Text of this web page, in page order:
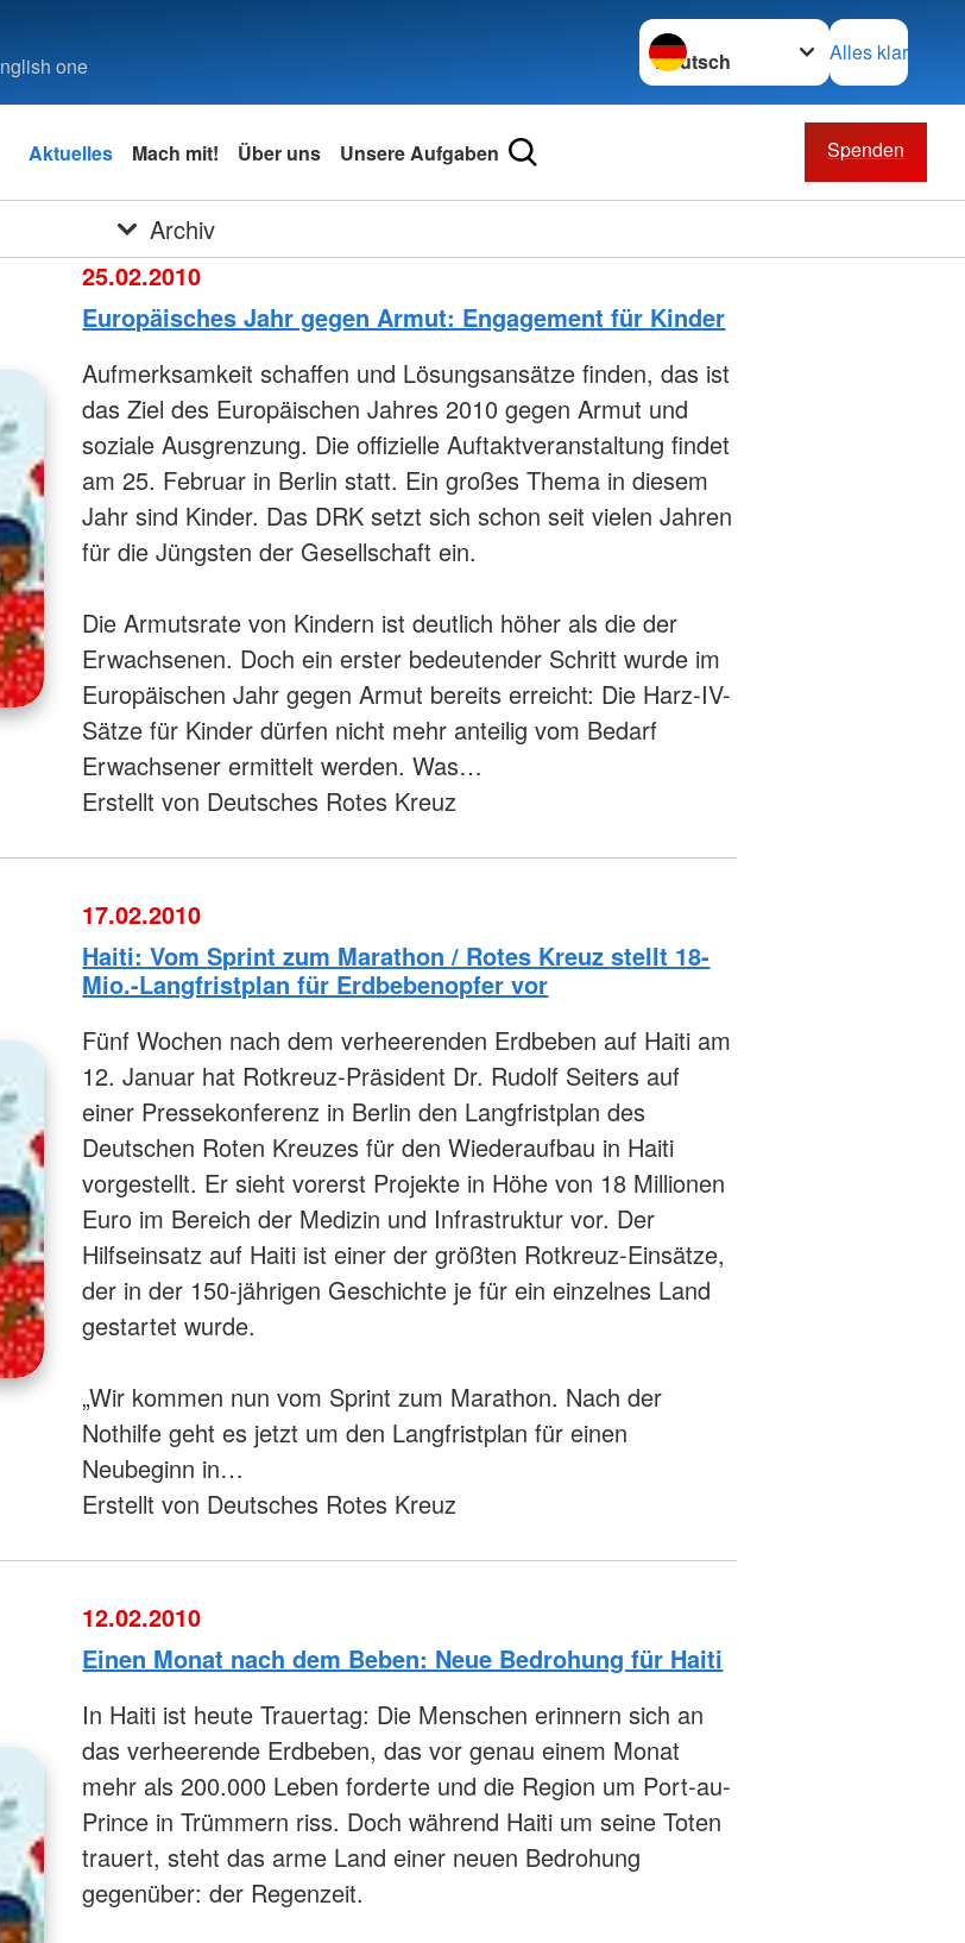
one
Sprache wechseln zu
Alles klar
Aktuelles Mach mit! Über uns Unsere Aufgaben Spenden
Archiv
25.02.2010
Europäisches Jahr gegen Armut: Engagement für Kinder
Aufmerksamkeit schaffen und Lösungsansätze finden, das ist
das Ziel des Europäischen Jahres 2010 gegen Armut und
soziale Ausgrenzung. Die offizielle Auftaktveranstaltung findet
am 25. Februar in Berlin statt. Ein großes Thema in diesem
Jahr sind Kinder. Das DRK setzt sich schon seit vielen Jahren
für die Jüngsten der Gesellschaft ein.
Die Armutsrate von Kindern ist deutlich höher als die der
Erwachsenen. Doch ein erster bedeutender Schritt wurde im
Europäischen Jahr gegen Armut bereits erreicht: Die Harz-IV-
Sätze für Kinder dürfen nicht mehr anteilig vom Bedarf
Erwachsener ermittelt werden. Was…
Erstellt von Deutsches Rotes Kreuz
17.02.2010
Haiti: Vom Sprint zum Marathon / Rotes Kreuz stellt 18-
Mio.-Langfristplan für Erdbebenopfer vor
Fünf Wochen nach dem verheerenden Erdbeben auf Haiti am
12. Januar hat Rotkreuz-Präsident Dr. Rudolf Seiters auf
einer Pressekonferenz in Berlin den Langfristplan des
Deutschen Roten Kreuzes für den Wiederaufbau in Haiti
vorgestellt. Er sieht vorerst Projekte in Höhe von 18 Millionen
Euro im Bereich der Medizin und Infrastruktur vor. Der
Hilfseinsatz auf Haiti ist einer der größten Rotkreuz-Einsätze,
der in der 150-jährigen Geschichte je für ein einzelnes Land
gestartet wurde.
„Wir kommen nun vom Sprint zum Marathon. Nach der
Nothilfe geht es jetzt um den Langfristplan für einen
Neubeginn in…
Erstellt von Deutsches Rotes Kreuz
12.02.2010
Einen Monat nach dem Beben: Neue Bedrohung für Haiti
In Haiti ist heute Trauertag: Die Menschen erinnern sich an
das verheerende Erdbeben, das vor genau einem Monat
mehr als 200.000 Leben forderte und die Region um Port-au-
Prince in Trümmern riss. Doch während Haiti um seine Toten
trauert, steht das arme Land einer neuen Bedrohung
gegenüber: der Regenzeit.